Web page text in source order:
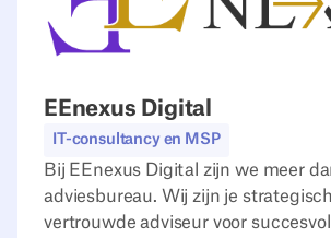
EEnexus Digital
IT-consultancy en MSP
Bij EEnexus Digital zijn we meer
adviesbureau. Wij zijn je
vertrouwde adviseur voor